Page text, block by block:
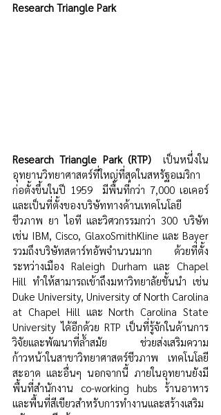
Research Triangle Park
Research Triangle Park (RTP) เป็นหนึ่งใน
อุทยานวิทยาศาสตร์ที่ใหญ่ที่สุดในสหรัฐอเมริกา
ก่อตั้งขึ้นในปี 1959  มีพื้นที่กว่า 7,000 เอเคอร์
และเป็นที่ตั้งของบริษัททางด้านเทคโนโลยี
ชีวภาพ ยา ไอที และวิศวกรรมกว่า 300 บริษัท
เช่น IBM, Cisco, GlaxoSmithKline และ Bayer
รวมถึงบริษัทสตาร์ทอัพจำนวนมาก ด้วยที่ตั้ง
ระหว่างเมือง Raleigh Durham และ Chapel
Hill ทำให้สามารถเข้าถึงมหาวิทยาลัยชั้นนำ เช่น
Duke University, University of North Carolina
at Chapel Hill และ North Carolina State
University ได้อีกด้วย RTP เป็นที่รู้จักในด้านการ
วิจัยและพัฒนาที่ล้ำสมัย ช่วยส่งเสริมความ
ก้าวหน้าในสาขาวิทยาศาสตร์ชีวภาพ เทคโนโลยี
สะอาด และอื่นๆ นอกจากนี้ ภายในอุทยานยังมี
พื้นที่สำนักงาน ​​co-working hubs ร้านอาหาร
และพื้นที่สีเขียวสำหรับการทำงานและสร้างเสริม